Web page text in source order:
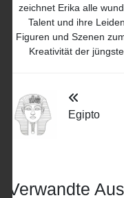
zeichnet Erika alle
Talent und ihre
Figuren und Szenen
Kreativität der
Egipto
Verwandte